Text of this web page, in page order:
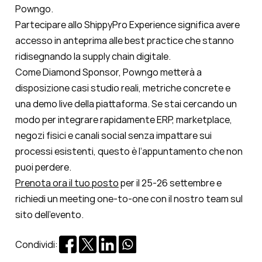
Powngo.
Partecipare allo ShippyPro Experience significa avere
accesso in anteprima alle best practice che stanno
ridisegnando la supply chain digitale.
Come Diamond Sponsor, Powngo metterà a
disposizione casi studio reali, metriche concrete e
una demo live della piattaforma. Se stai cercando un
modo per integrare rapidamente ERP, marketplace,
negozi fisici e canali social senza impattare sui
processi esistenti, questo è l’appuntamento che non
puoi perdere.
Prenota ora il tuo postoper il 25-26 settembre e
richiedi un meeting one-to-one con il nostro team sul
sito dell’evento.
Condividi: